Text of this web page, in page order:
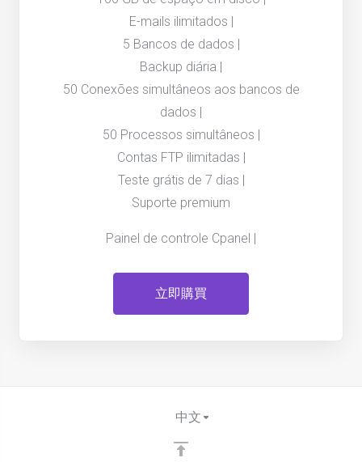
Painel de controle Cpanel |
E-mails ilimitados |
5 Bancos de dados |
Backup diária |
50 Conexões simultâneos aos bancos de
dados |
50 Processos simultâneos |
Contas FTP ilimitadas |
Teste grátis de 7 dias |
Suporte premium
立即購買
中文